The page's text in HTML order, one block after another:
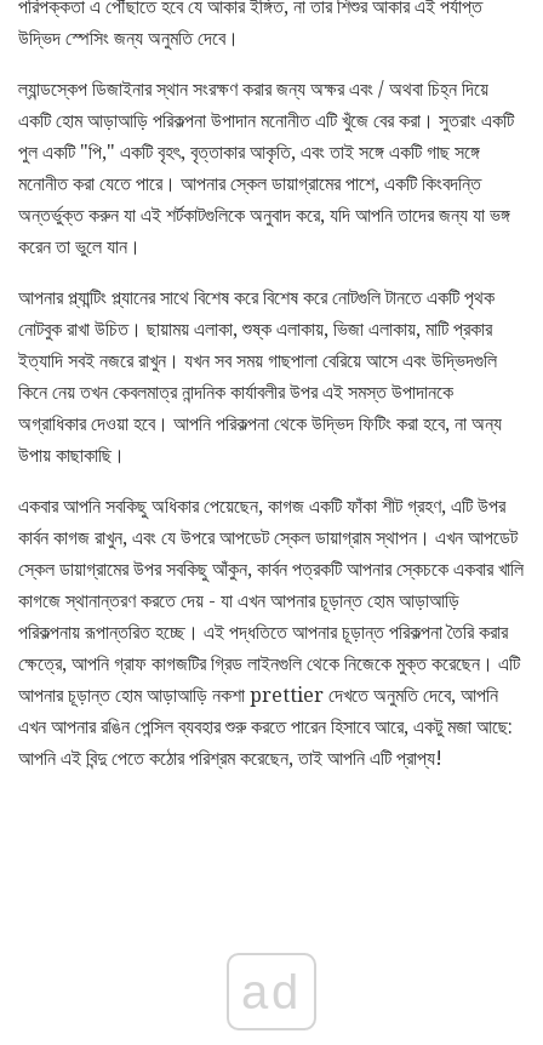
পরিপক্কতা এ পৌঁছাতে হবে যে আকার ইঙ্গিত, না তার শিশুর আকার এই পর্যাপ্ত
উদ্ভিদ স্পেসিং জন্য অনুমতি দেবে।
ল্যান্ডস্কেপ ডিজাইনার স্থান সংরক্ষণ করার জন্য অক্ষর এবং / অথবা চিহ্ন দিয়ে
একটি হোম আড়াআড়ি পরিকল্পনা উপাদান মনোনীত এটি খুঁজে বের করা। সুতরাং একটি
পুল একটি "পি," একটি বৃহৎ, বৃত্তাকার আকৃতি, এবং তাই সঙ্গে একটি গাছ সঙ্গে
মনোনীত করা যেতে পারে। আপনার স্কেল ডায়াগ্রামের পাশে, একটি কিংবদন্তি
অন্তর্ভুক্ত করুন যা এই শর্টকাটগুলিকে অনুবাদ করে, যদি আপনি তাদের জন্য যা ভঙ্গ
করেন তা ভুলে যান।
আপনার প্ল্যান্টিং প্ল্যানের সাথে বিশেষ করে বিশেষ করে নোটগুলি টানতে একটি পৃথক
নোটবুক রাখা উচিত। ছায়াময় এলাকা, শুষ্ক এলাকায়, ভিজা এলাকায়, মাটি প্রকার
ইত্যাদি সবই নজরে রাখুন। যখন সব সময় গাছপালা বেরিয়ে আসে এবং উদ্ভিদগুলি
কিনে নেয় তখন কেবলমাত্র নান্দনিক কার্যাবলীর উপর এই সমস্ত উপাদানকে
অগ্রাধিকার দেওয়া হবে। আপনি পরিকল্পনা থেকে উদ্ভিদ ফিটিং করা হবে, না অন্য
উপায় কাছাকাছি।
একবার আপনি সবকিছু অধিকার পেয়েছেন, কাগজ একটি ফাঁকা শীট গ্রহণ, এটি উপর
কার্বন কাগজ রাখুন, এবং যে উপরে আপডেট স্কেল ডায়াগ্রাম স্থাপন। এখন আপডেট
স্কেল ডায়াগ্রামের উপর সবকিছু আঁকুন, কার্বন পত্রকটি আপনার স্কেচকে একবার খালি
কাগজে স্থানান্তরণ করতে দেয় - যা এখন আপনার চূড়ান্ত হোম আড়াআড়ি
পরিকল্পনায় রূপান্তরিত হচ্ছে। এই পদ্ধতিতে আপনার চূড়ান্ত পরিকল্পনা তৈরি করার
ক্ষেত্রে, আপনি গ্রাফ কাগজটির গ্রিড লাইনগুলি থেকে নিজেকে মুক্ত করেছেন। এটি
আপনার চূড়ান্ত হোম আড়াআড়ি নকশা prettier দেখতে অনুমতি দেবে, আপনি
এখন আপনার রঙিন পেন্সিল ব্যবহার শুরু করতে পারেন হিসাবে আরে, একটু মজা আছে:
আপনি এই বিন্দু পেতে কঠোর পরিশ্রম করেছেন, তাই আপনি এটি প্রাপ্য!
ad